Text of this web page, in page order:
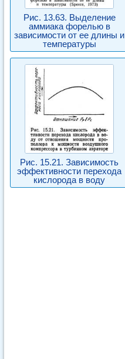
Рис. 13.63. Выделение
аммиака форелью в
зависимости от ее длины и
температуры
Рис. 15.21. Зависимость
эффективности перехода
кислорода в воду